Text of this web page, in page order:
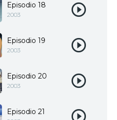
Episodio 18
2003
Episodio 19
2003
Episodio 20
2003
Episodio 21